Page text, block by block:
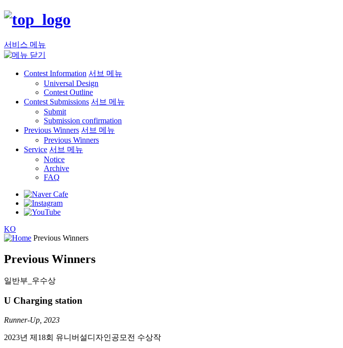
서비스 메뉴
Contest Information 서브 메뉴
Universal Design
Contest Outline
Contest Submissions 서브 메뉴
Submit
Submission confirmation
Previous Winners 서브 메뉴
Previous Winners
Service 서브 메뉴
Notice
Archive
FAQ
KO
Previous Winners
Previous Winners
일반부_우수상
U Charging station
Runner-Up, 2023
2023년 제18회 유니버설디자인공모전 수상작